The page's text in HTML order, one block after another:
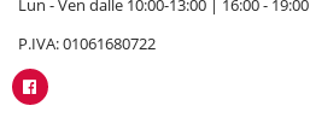
Lun - Ven dalle 10:00-13:00 | 16:00 - 19:00
P.IVA: 01061680722